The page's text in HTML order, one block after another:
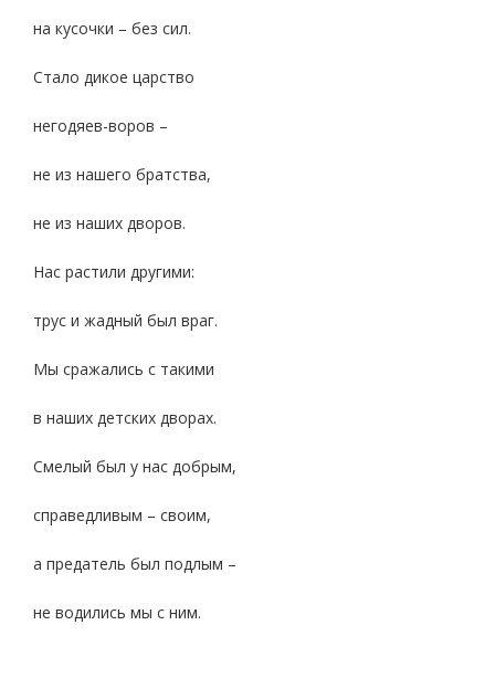
на кусочки – без сил.
Стало дикое царство
негодяев-воров –
не из нашего братства,
не из наших дворов.
Нас растили другими:
трус и жадный был враг.
Мы сражались с такими
в наших детских дворах.
Смелый был у нас добрым,
справедливым – своим,
а предатель был подлым –
не водились мы с ним.